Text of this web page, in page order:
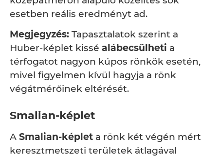
esetben reális eredményt ad.
Megjegyzés: Tapasztalatok szerint a
Huber-képlet kissé alábecsülheti a
térfogatot nagyon kúpos rönkök esetén,
mivel figyelmen kívül hagyja a rönk
végátmérőinek eltérését.
Smalian-képlet
A Smalian-képlet a rönk két végén mért
keresztmetszeti területek átlagával